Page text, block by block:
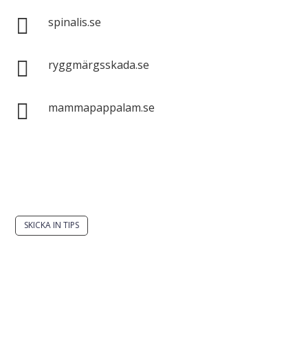
 spinalis.se
 ryggmärgsskada.se
 mammapappalam.se
SKICKA IN TIPS